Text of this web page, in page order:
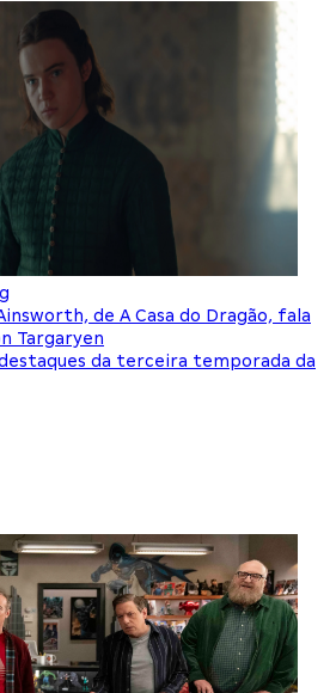
de A Casa do Dragão, fala
Targaryen
da terceira temporada da